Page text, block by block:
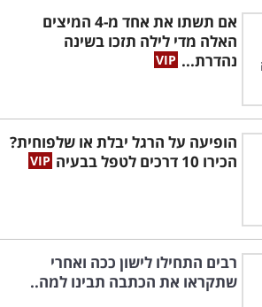
אם תשתו את אחד מ-4 המיצים
האלה מדי לילה תזכו בשינה
נהדרת...
הופיעה על הרגל יבלת או שלפוחית?
הכירו 10 דרכים לטפל בבעיה
רבים התחילו לישון ככה ואחרי
שתקראו את הכתבה תבינו למה..